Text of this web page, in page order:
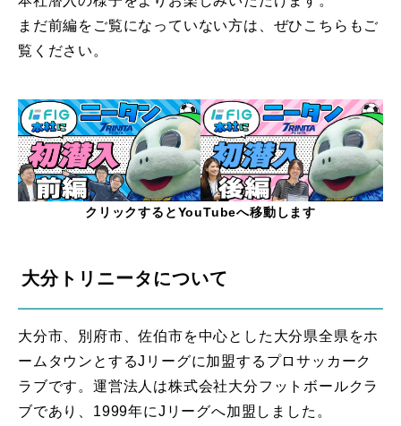
まだ前編をご覧になっていない方は、ぜひこちらもご
覧ください。
クリックするとYouTubeへ移動します
大分トリニータについて
大分市、別府市、佐伯市を中心とした大分県全県をホ
ームタウンとするJリーグに加盟するプロサッカーク
ラブです。運営法人は株式会社大分フットボールクラ
ブであり、1999年にJリーグへ加盟しました。